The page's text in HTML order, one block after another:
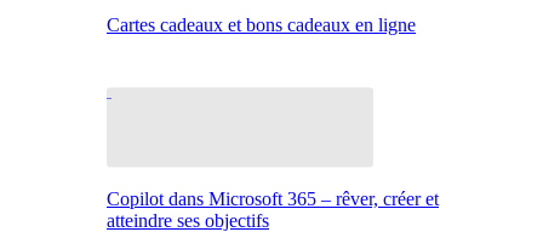
Cartes cadeaux et bons cadeaux en ligne
Copilot dans Microsoft 365 – rêver, créer et
atteindre ses objectifs